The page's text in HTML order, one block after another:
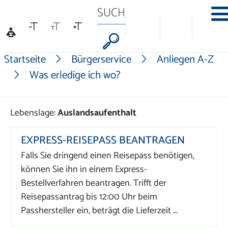
Startseite Bürgerservice
Anliegen A-Z
Was erledige ich wo?
Lebenslage:Auslandsaufenthalt
EXPRESS-REISEPASS BEANTRAGEN
Falls Sie dringend einen Reisepass benötigen,
können Sie ihn in einem Express-
Bestellverfahren beantragen. Trifft der
Reisepassantrag bis 12:00 Uhr beim
Passhersteller ein, beträgt die Lieferzeit ...